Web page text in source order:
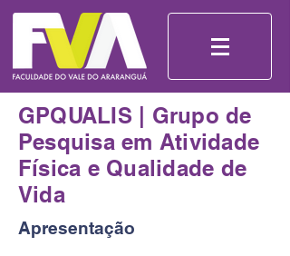
GPQUALIS | Grupo de
Pesquisa em Atividade
Física e Qualidade de
Vida
Apresentação